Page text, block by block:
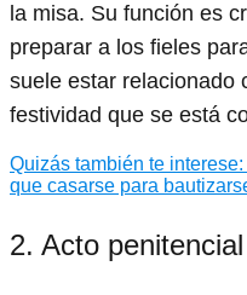
la misa. Su función es
preparar a los fieles
suele estar relacionado
festividad que se está
Quizás también te interese:
que casarse para
2. Acto